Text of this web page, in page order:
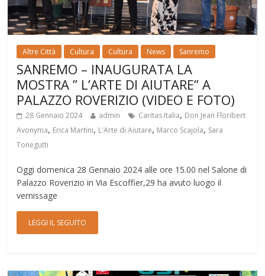
Altre Città Cultura Cultura News Sanremo
SANREMO – INAUGURATA LA
MOSTRA ” L’ARTE DI AIUTARE” A
PALAZZO ROVERIZIO (VIDEO E FOTO)
28 Gennaio 2024 admin Caritas Italia, Don Jean Floribert
Avonyma, Erica Martini, L'Arte di Aiutare, Marco Scajola, Sara
Tonegutti
Oggi domenica 28 Gennaio 2024 alle ore 15.00 nel Salone di
Palazzo Roverizio in Via Escoffier,29 ha avuto luogo il
vernissage
LEGGI IL SEGUITO